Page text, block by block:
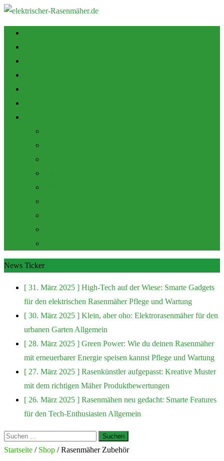
News Ticker
[ 31. März 2025 ] High-Tech auf der Wiese: Smarte Gadgets
für den elektrischen RasenmäherPflege und Wartung
[ 30. März 2025 ] Klein, aber oho: Elektrorasenmäher für den
urbanen Garten Allgemein
[ 28. März 2025 ] Green Power: Wie du deinen Rasenmäher
mit erneuerbarer Energie speisen kannst Pflege und Wartung
[ 27. März 2025 ] Rasenkünstler aufgepasst: Kreative Muster
mit dem richtigen MäherProduktbewertungen
[ 26. März 2025 ] Rasenmähen neu gedacht: Smarte Features
für den Tech-Enthusiasten Allgemein
Suchen
nach:
Startseite / Shop / Rasenmäher Zubehör